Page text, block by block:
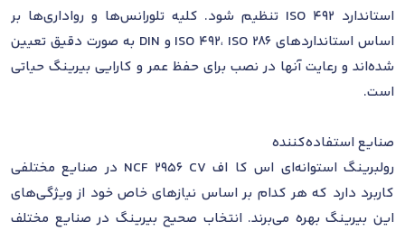
استاندارد ISO 492 تنظیم شود. کلیه تلورانس‌ها و رواداری‌ها بر
اساس استانداردهای ISO 492، ISO 286 و DIN به صورت دقیق تعیین
شده‌اند و رعایت آنها در نصب برای حفظ عمر و کارایی بیرینگ حیاتی
است.
صنایع استفاده‌کننده
رولبرینگ استوانه‌ای اس کا اف NCF 2956 CV در صنایع مختلفی
کاربرد دارد که هر کدام بر اساس نیازهای خاص خود از ویژگی‌های
این بیرینگ بهره می‌برند. انتخاب صحیح بیرینگ در صنایع مختلف